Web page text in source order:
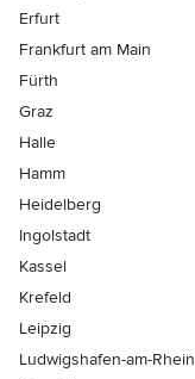
Erfurt
Frankfurt am Main
Fürth
Graz
Halle
Hamm
Heidelberg
Ingolstadt
Kassel
Krefeld
Leipzig
Ludwigshafen-am-Rhein